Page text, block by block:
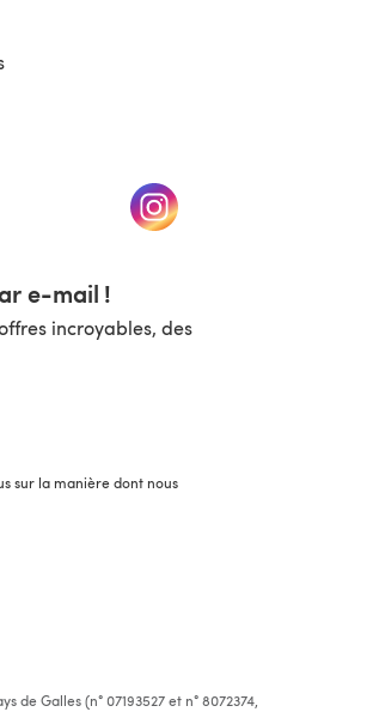
nouvel onglet) (s'ouvre dans un nouvel
e-mail !
incroyables, des
sur la manière dont nous
Galles (n° 07193527 et n° 8072374,